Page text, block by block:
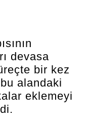
devasa
bir kez
alandaki
eklemeyi